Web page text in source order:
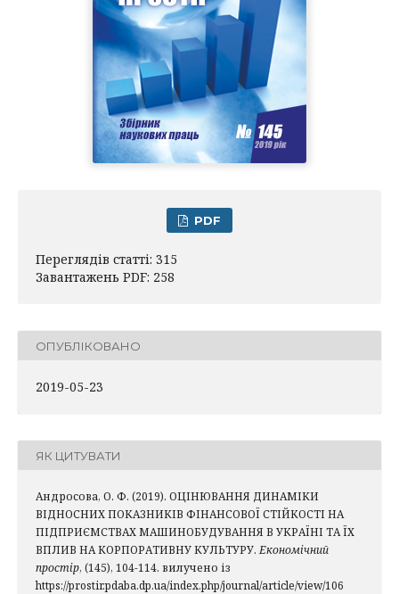
PDF
Переглядів статті: 315
Завантажень PDF: 258
ОПУБЛІКОВАНО
2019-05-23
ЯК ЦИТУВАТИ
Андросова, О. Ф. (2019). ОЦІНЮВАННЯ ДИНАМІКИ
ВІДНОСНИХ ПОКАЗНИКІВ ФІНАНСОВОЇ СТІЙКОСТІ НА
ПІДПРИЄМСТВАХ МАШИНОБУДУВАННЯ В УКРАЇНІ ТА ЇХ
ВПЛИВ НА КОРПОРАТИВНУ КУЛЬТУРУ. Економічний
простір, (145), 104-114. вилучено із
https://prostir.pdaba.dp.ua/index.php/journal/article/view/106